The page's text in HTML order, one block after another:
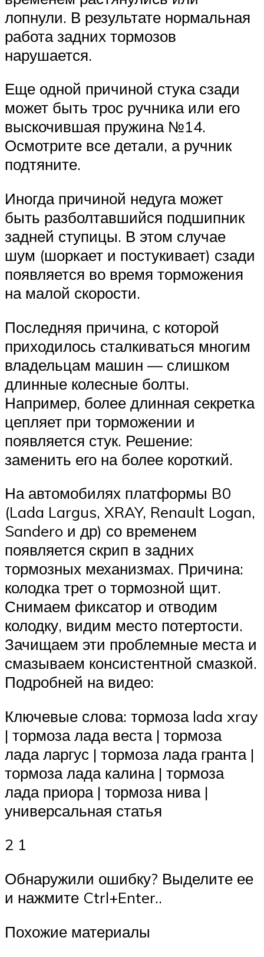
лопнули. В результате нормальная
работа задних тормозов
нарушается.
Еще одной причиной стука сзади
может быть трос ручника или его
выскочившая пружина №14.
Осмотрите все детали, а ручник
подтяните.
Иногда причиной недуга может
быть разболтавшийся подшипник
задней ступицы. В этом случае
шум (шоркает и постукивает) сзади
появляется во время торможения
на малой скорости.
Последняя причина, с которой
приходилось сталкиваться многим
владельцам машин — слишком
длинные колесные болты.
Например, более длинная секретка
цепляет при торможении и
появляется стук. Решение:
заменить его на более короткий.
На автомобилях платформы B0
(Lada Largus, XRAY, Renault Logan,
Sandero и др) со временем
появляется скрип в задних
тормозных механизмах. Причина:
колодка трет о тормозной щит.
Снимаем фиксатор и отводим
колодку, видим место потертости.
Зачищаем эти проблемные места и
смазываем консистентной смазкой.
Подробней на видео:
Ключевые слова: тормоза lada xray
| тормоза лада веста | тормоза
лада ларгус | тормоза лада гранта |
тормоза лада калина | тормоза
лада приора | тормоза нива |
универсальная статья
2 1
Обнаружили ошибку? Выделите ее
и нажмите Ctrl+Enter..
Похожие материалы